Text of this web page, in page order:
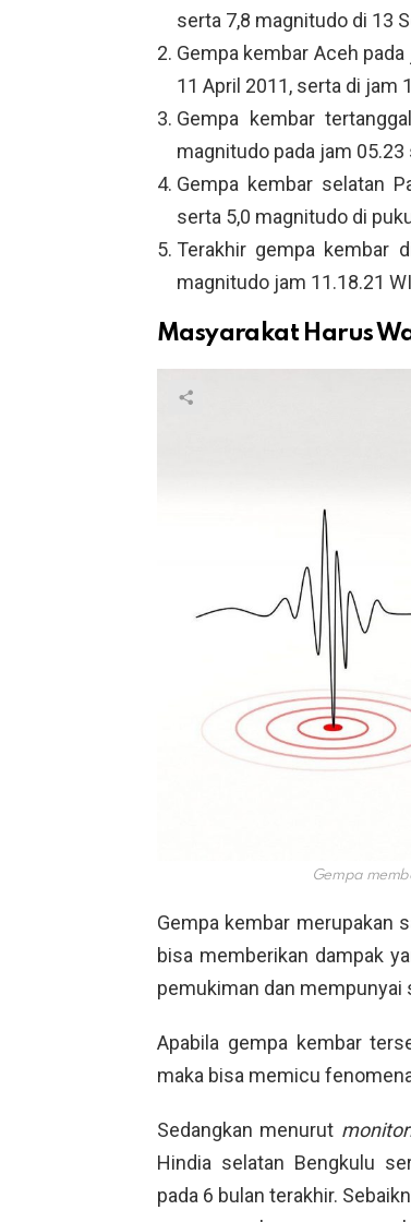
serta 7,8 magnitudo di 13
Gempa kembar Aceh
11 April 2011, serta di jam
Gempa kembar
magnitudo pada jam
Gempa kembar selatan
serta 5,0 magnitudo di
Terakhir gempa kembar
magnitudo jam 11.18.21
Masyarakat Harus
Gempa
Gempa kembar merupakan
bisa memberikan dampak
pemukiman dan mempunyai
Apabila gempa kembar
maka bisa memicu
Sedangkan menurut
Hindia selatan Bengkulu
pada 6 bulan terakhir.